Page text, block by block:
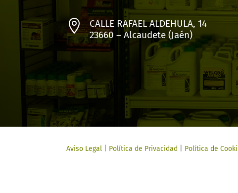

CALLE RAFAEL ALDEHULA, 14
23660 – Alcaudete (Jaén)
Aviso Legal Política de Privacidad Política de